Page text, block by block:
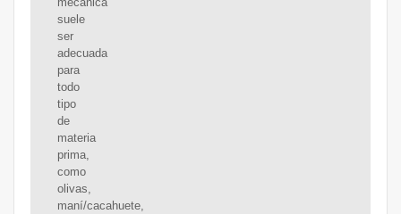
suele
ser
adecuada
para
todo
tipo
de
materia
prima,
como
olivas,
maní/cacahuete,